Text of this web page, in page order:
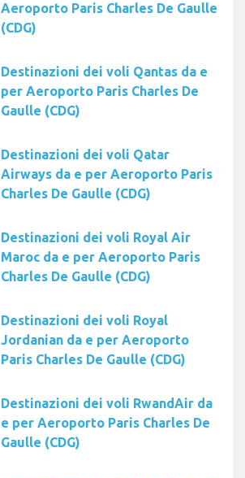
Aeroporto Paris Charles De Gaulle
(CDG)
Destinazioni dei voli Qantas da e
per Aeroporto Paris Charles De
Gaulle (CDG)
Destinazioni dei voli Qatar
Airways da e per Aeroporto Paris
Charles De Gaulle (CDG)
Destinazioni dei voli Royal Air
Maroc da e per Aeroporto Paris
Charles De Gaulle (CDG)
Destinazioni dei voli Royal
Jordanian da e per Aeroporto
Paris Charles De Gaulle (CDG)
Destinazioni dei voli RwandAir da
e per Aeroporto Paris Charles De
Gaulle (CDG)